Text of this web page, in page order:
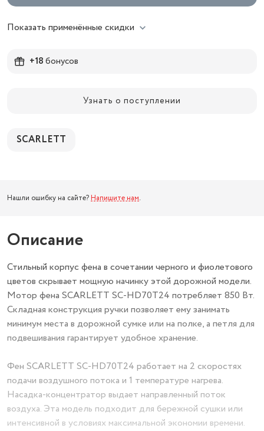
Показать применённые скидки
+18бонусов
Узнать о поступлении
SCARLETT
Нашли ошибку на сайте? Напишите нам.
Описание
Стильный корпус фена в сочетании черного и фиолетового
цветов скрывает мощную начинку этой дорожной модели.
Мотор фена SCARLETT SC-HD70T24 потребляет 850 Вт.
Складная конструкция ручки позволяет ему занимать
минимум места в дорожной сумке или на полке, а петля для
подвешивания гарантирует удобное хранение.
Фен SCARLETT SC-HD70T24 работает на 2 скоростях
подачи воздушного потока и 1 температуре нагрева.
Насадка-концентратор выдает направленный поток
воздуха. Эта модель подходит для бережной сушки или
интенсивной в условиях максимальной экономии времени.